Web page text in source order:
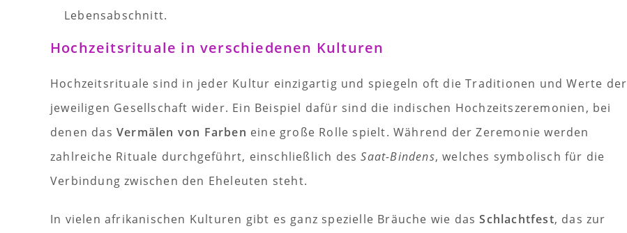
Lebensabschnitt.
Hochzeitsrituale in verschiedenen Kulturen
Hochzeitsrituale sind in jeder Kultur einzigartig und spiegeln oft die Traditionen und Werte der
jeweiligen Gesellschaft wider. Ein Beispiel dafür sind die indischen Hochzeitszeremonien, bei
denen das Vermälen von Farben eine große Rolle spielt. Während der Zeremonie werden
zahlreiche Rituale durchgeführt, einschließlich desSaat-Bindens, welches symbolisch für die
Verbindung zwischen den Eheleuten steht.
In vielen afrikanischen Kulturen gibt es ganz spezielle Bräuche wie dasSchlachtfest, das zur